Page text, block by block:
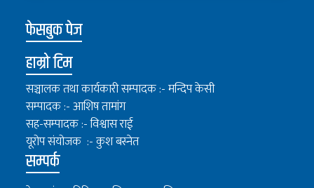
फेसबुक पेज
हाम्रो टिम
सञ्चालक तथा कार्यकारी सम्पादक :- मन्दिप केसी
सम्पादक :- आशिष तामांग
सह-सम्पादक :- विश्वास राई
यूरोप संयोजक :- कुश बस्नेत
सम्पर्क